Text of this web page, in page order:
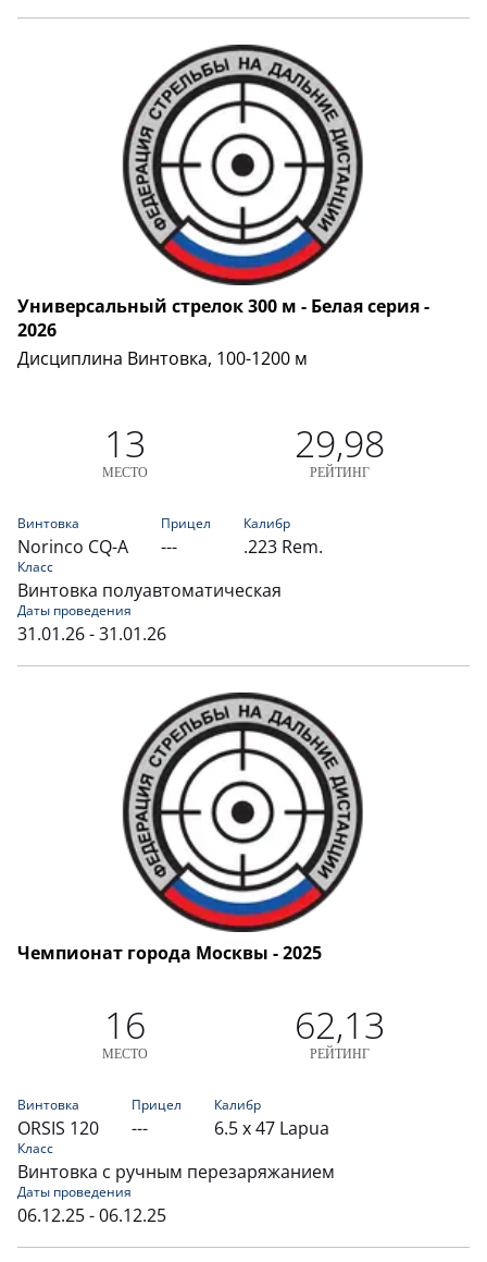
Универсальный стрелок 300 м - Белая серия -
2026
Дисциплина Винтовка, 100-1200 м
13
МЕСТО
29,98
РЕЙТИНГ
Винтовка
Norinco CQ-A
Прицел
---
Калибр
.223 Rem.
Класс
Винтовка полуавтоматическая
Даты проведения
31.01.26 - 31.01.26
Чемпионат города Москвы - 2025
16
МЕСТО
62,13
РЕЙТИНГ
Винтовка
ORSIS 120
Прицел
---
Калибр
6.5 x 47 Lapua
Класс
Винтовка с ручным перезаряжанием
Даты проведения
06.12.25 - 06.12.25